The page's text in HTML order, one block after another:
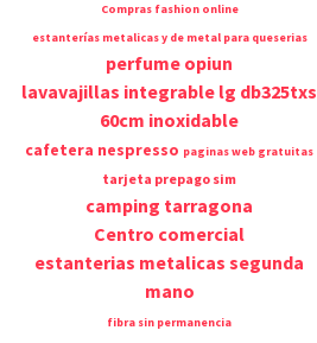
Compras fashion online
estanterías metalicas y de metal para queserias
perfume opiun
lavavajillas integrable lg db325txs
60cm inoxidable
cafetera nespresso paginas web gratuitas
tarjeta prepago sim
camping tarragona
Centro comercial
estanterias metalicas segunda
mano
fibra sin permanencia